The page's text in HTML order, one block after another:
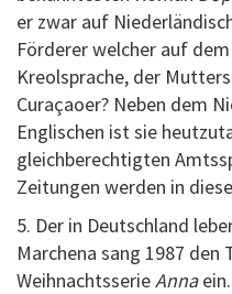
er zwar auf
Förderer welcher auf
Kreolsprache, der
Curaçaoer? Neben dem
Englischen ist sie
gleichberechtigten
Zeitungen werden in
5. Der in Deutschland
Marchena sang 1987 den
WeihnachtsserieAnnaein.